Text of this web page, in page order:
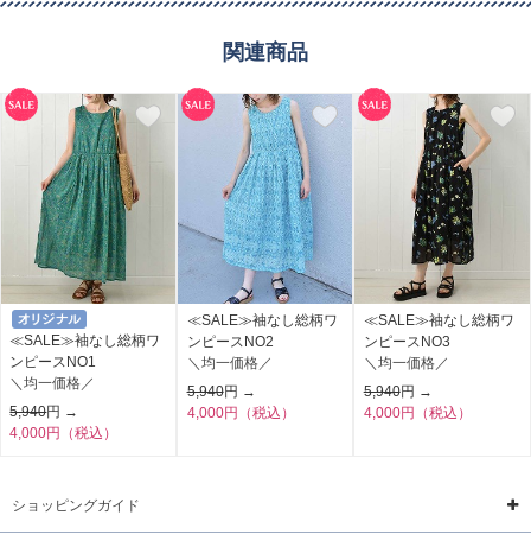
また、特性上、若干の織りムラや染色ムラ、プリントずれなどが生じること
※実物の色味に近づけて撮影していますが、ご使用の端末やモニター環境に
より、実際の色味と異なって見える場合がございます。
サイズ詳細 (cm)約
着丈115 肩幅35.5 身幅46
素材・原材料
本体：綿
レース部分：綿 レーヨン ポリエステル
原産国 インド製
サイズについて 返品について ギフトについて
関連商品
≪SALE≫袖なし総柄ワ
ンピースNO1
＼均一価格／
5,940円 →
4,000円（税込）
≪SALE≫袖なし総柄ワ
ンピースNO2
＼均一価格／
5,940円 →
4,000円（税込）
≪SALE≫袖なし総柄ワ
ンピースNO3
＼均一価格／
5,940円 →
4,000円（税込）
ショッピングガイド